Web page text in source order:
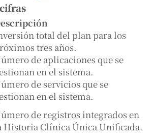
total del plan para los
tres años.
de aplicaciones que se
en el sistema.
de servicios que se
en el sistema.
de registros integrados en
Historia Clínica Única Unificada.